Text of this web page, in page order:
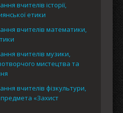
вчителів історії,
етики
вчителів математики,
вчителів музики,
мистецтва та
вчителів фізкультури,
«Захист